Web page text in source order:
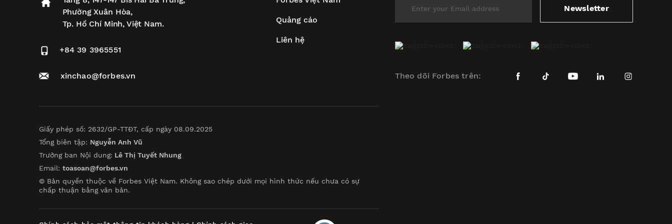
Phường Xuân Hòa,
Tp. Hồ Chí Minh, Việt Nam.
+84 39 3965551
xinchao@forbes.vn
Quảng cáo
Liên hệ
Giấy phép số: 2632/GP-TTĐT, cấp ngày 08.09.2025
Tổng biên tập: Nguyễn Anh Vũ
Trưởng ban Nội dung: Lê Thị Tuyết Nhung
Email: toasoan@forbes.vn
© Bản quyền thuộc về Forbes Việt Nam. Không sao chép dưới mọi hình thức nếu chưa có sự
chấp thuận bằng văn bản.
Newsletter
Theo dõi Forbes trên: